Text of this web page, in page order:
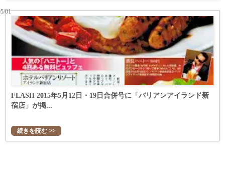
FLASH 2015年5月12日・19日合併号に「バリアンアイランド新
宿店」が掲...
01
続きを読む >>